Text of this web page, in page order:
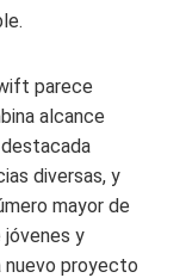
parece
alcance
diversas, y
mayor de
y
nuevo proyecto